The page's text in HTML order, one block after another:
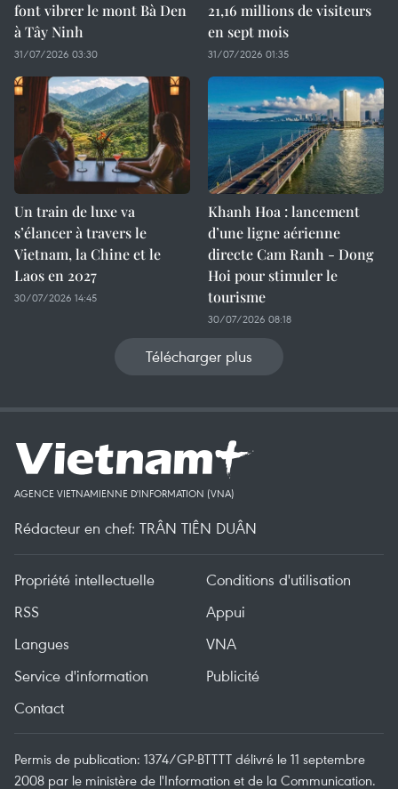
font vibrer le mont Bà Den
à Tây Ninh
31/07/2026 03:30
21,16 millions de visiteurs
en sept mois ​
31/07/2026 01:35
Un train de luxe va
s’élancer à travers le
Vietnam, la Chine et le
Laos en 2027
30/07/2026 14:45
Khanh Hoa : lancement
d’une ligne aérienne
directe Cam Ranh - Dong
Hoi pour stimuler le
tourisme
30/07/2026 08:18
Télécharger plus
AGENCE VIETNAMIENNE D'INFORMATION (VNA)
Rédacteur en chef: TRÂN TIÊN DUÂN
Propriété intellectuelle
Conditions d'utilisation
RSS
Appui
Langues
VNA
Service d'information
Publicité
Contact
Permis de publication: 1374/GP-BTTTT délivré le 11 septembre
2008 par le ministère de l'Information et de la Communication.